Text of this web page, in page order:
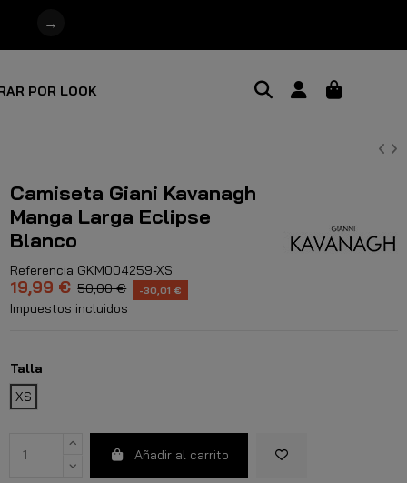
→
POR LOOK
Camiseta Giani Kavanagh
Manga Larga Eclipse
Blanco
Referencia GKM004259-XS
19,99 € 50,00 € -30,01 €
Impuestos incluidos
Talla
XS
Añadir al carrito